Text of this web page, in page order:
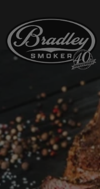
CONTENT